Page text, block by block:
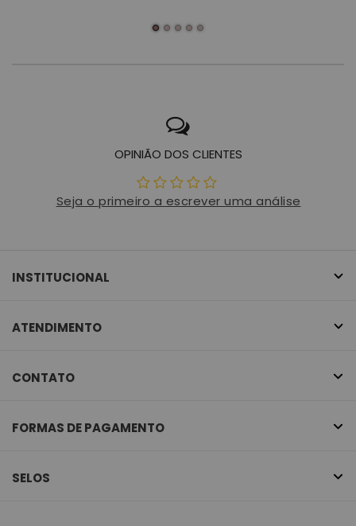
OPINIÃO DOS CLIENTES
Seja o primeiro a escrever uma análise
INSTITUCIONAL
ATENDIMENTO
CONTATO
FORMAS DE PAGAMENTO
SELOS